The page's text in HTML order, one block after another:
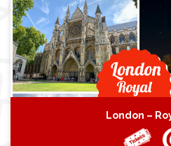
London –